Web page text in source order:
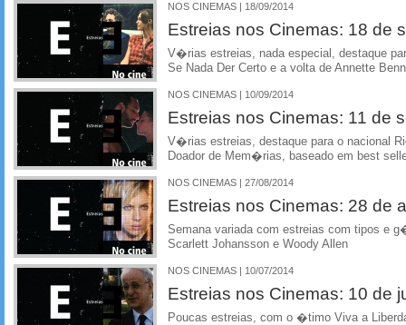
NOS CINEMAS | 18/09/2014
Estreias nos Cinemas: 18 de
V�rias estreias, nada especial, destaque
Se Nada Der Certo e a volta de Annette
NOS CINEMAS | 10/09/2014
Estreias nos Cinemas: 11 de
V�rias estreias, destaque para o nacional
Doador de Mem�rias, baseado em best
NOS CINEMAS | 27/08/2014
Estreias nos Cinemas: 28 de
Semana variada com estreias com tipos e
Scarlett Johansson e Woody Allen
NOS CINEMAS | 10/07/2014
Estreias nos Cinemas: 10 de
Poucas estreias, com o �timo Viva a